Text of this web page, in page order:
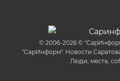
© 2006-2026 ©
"СарИнформ". Новости
Люди, места,